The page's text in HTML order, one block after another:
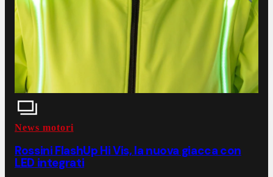
News motori
Rossini FlashUp Hi Vis, la nuova giacca con
LED integrati